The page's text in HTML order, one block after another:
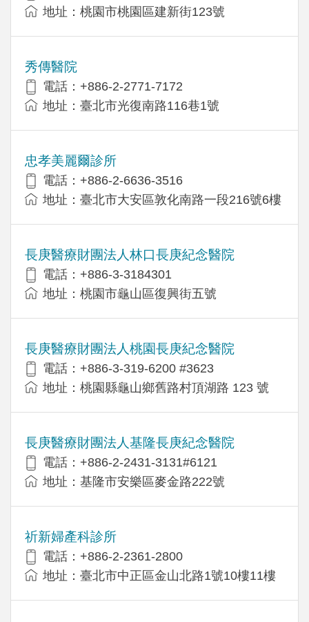
地址：桃園市桃園區建新街123號
秀傳醫院
電話：+886-2-2771-7172
地址：臺北市光復南路116巷1號
忠孝美麗爾診所
電話：+886-2-6636-3516
地址：臺北市大安區敦化南路一段216號6樓
長庚醫療財團法人林口長庚紀念醫院
電話：+886-3-3184301
地址：桃園市龜山區復興街五號
長庚醫療財團法人桃園長庚紀念醫院
電話：+886-3-319-6200 #3623
地址：桃園縣龜山鄉舊路村頂湖路 123 號
長庚醫療財團法人基隆長庚紀念醫院
電話：+886-2-2431-3131#6121
地址：基隆市安樂區麥金路222號
祈新婦產科診所
電話：+886-2-2361-2800
地址：臺北市中正區金山北路1號10樓11樓